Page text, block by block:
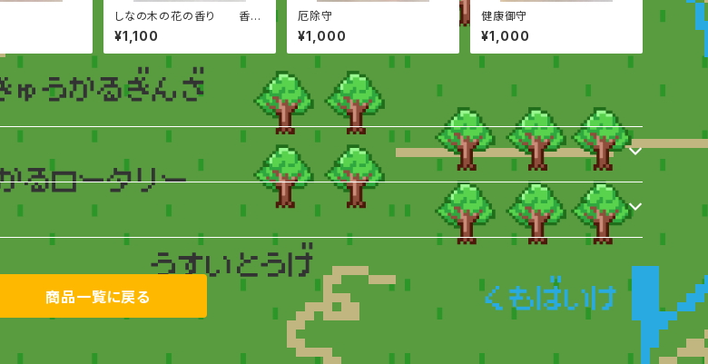
しなの木の花の香り 香氣
守
¥1,100
厄除守
¥1,000
健康御守
¥1,000
商品一覧に戻る